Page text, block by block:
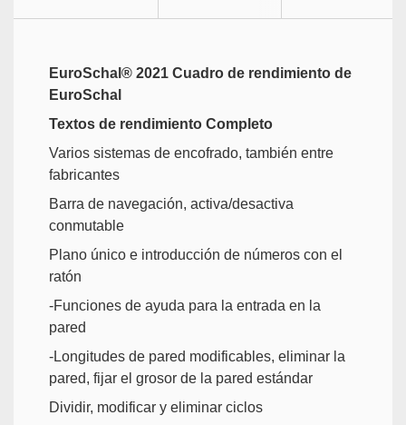
EuroSchal® 2021 Cuadro de rendimiento de
EuroSchal
Textos de rendimiento Completo
Varios sistemas de encofrado, también entre
fabricantes
Barra de navegación, activa/desactiva
conmutable
Plano único e introducción de números con el
ratón
-Funciones de ayuda para la entrada en la
pared
-Longitudes de pared modificables, eliminar la
pared, fijar el grosor de la pared estándar
Dividir, modificar y eliminar ciclos